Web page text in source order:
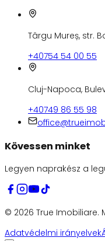
Târgu Mureș, str.
+40754 54 00 55
Cluj-Napoca,
+40749 86 55 98
Kövessen minket
Legyen naprakész a
© 2026 True Imobiliare.
Adatvédelmi irányelvek